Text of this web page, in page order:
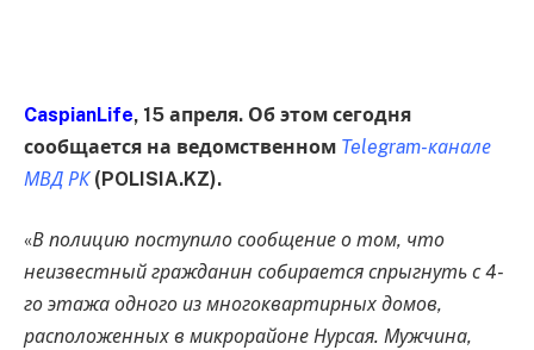
CaspianLife, 15 апреля. Об этом сегодня
сообщается на ведомственном Telegram-канале
МВД РК(POLISIA.KZ).
«В полицию поступило сообщение о том, что
неизвестный гражданин собирается спрыгнуть с 4-
го этажа одного из многоквартирных домов,
расположенных в микрорайоне Нурсая. Мужчина,